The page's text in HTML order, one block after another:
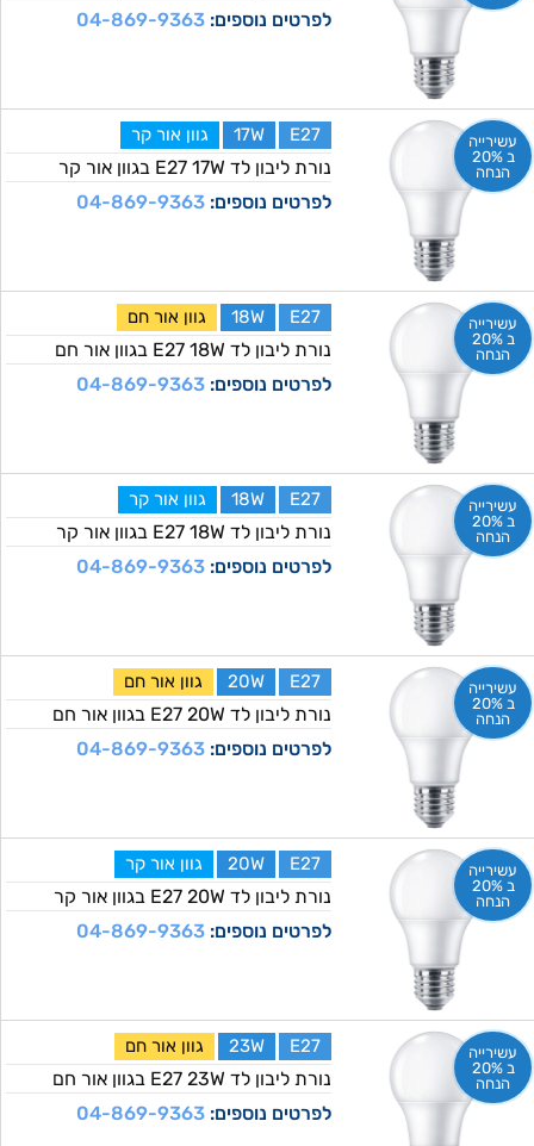
לפרטים נוספים:04-869-9363
עשירייה
ב 20%
הנחה
E27
17W גוון אור קר
נורת ליבון לד E27 17W בגוון אור קר
לפרטים נוספים:04-869-9363
עשירייה
ב 20%
הנחה
E27
18W גוון אור חם
נורת ליבון לד E27 18W בגוון אור חם
לפרטים נוספים:04-869-9363
עשירייה
ב 20%
הנחה
E27
18W גוון אור קר
נורת ליבון לד E27 18W בגוון אור קר
לפרטים נוספים:04-869-9363
עשירייה
ב 20%
הנחה
E27
20W גוון אור חם
נורת ליבון לד E27 20W בגוון אור חם
לפרטים נוספים:04-869-9363
עשירייה
ב 20%
הנחה
E27
20W גוון אור קר
נורת ליבון לד E27 20W בגוון אור קר
לפרטים נוספים:04-869-9363
עשירייה
ב 20%
הנחה
E27
23W גוון אור חם
נורת ליבון לד E27 23W בגוון אור חם
לפרטים נוספים:04-869-9363